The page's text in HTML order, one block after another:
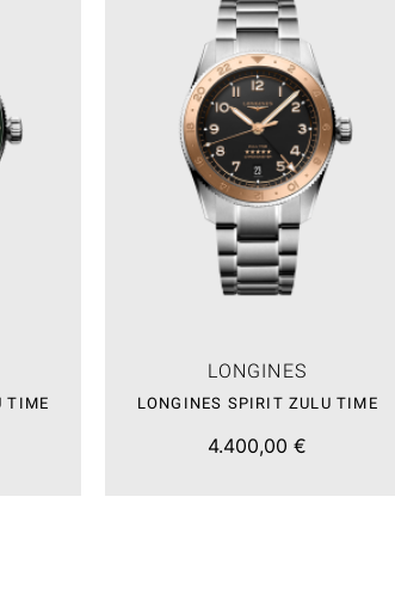
TIME
LONGINES
LONGINES SPIRIT ZULU TIME
4.400,00 €